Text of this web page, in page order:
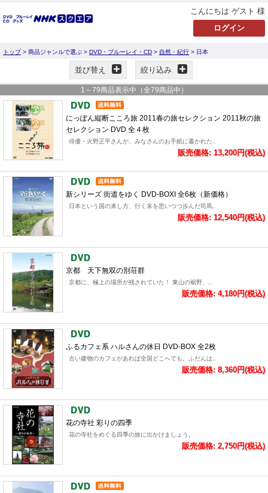
こんにちは ゲスト 様
トップ> 商品ジャンルで選ぶ > DVD・ブルーレイ・CD > 自然・紀行 > 日本
並び替え 絞り込み
1 ～ 79商品表示中（全79商品中）
にっぽん縦断こころ旅 2011春の旅セレクション 2011秋の旅
セレクション DVD 全４枚
俳優・火野正平さんが、みなさんのお手紙に書かれた..
販売価格: 13,200円(税込)
新シリーズ 街道をゆく DVD-BOXI 全6枚（新価格）
日本という国の来し方、行く末を思いつつ歩んだ司馬..
販売価格: 12,540円(税込)
京都 天下無双の別荘群
京都に、極上の場所が残されていた！ 東山の裾野、..
販売価格: 4,180円(税込)
ふるカフェ系 ハルさんの休日 DVD-BOX 全2枚
古い建物のカフェがあれば全国どこへでも。ふだんは..
販売価格: 8,360円(税込)
花の寺社 彩りの四季
花の寺社をめぐる四季の旅に出かけましょう。
販売価格: 2,750円(税込)